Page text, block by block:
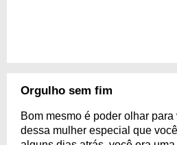
Orgulho sem fim
Bom mesmo é poder olhar
dessa mulher especial que